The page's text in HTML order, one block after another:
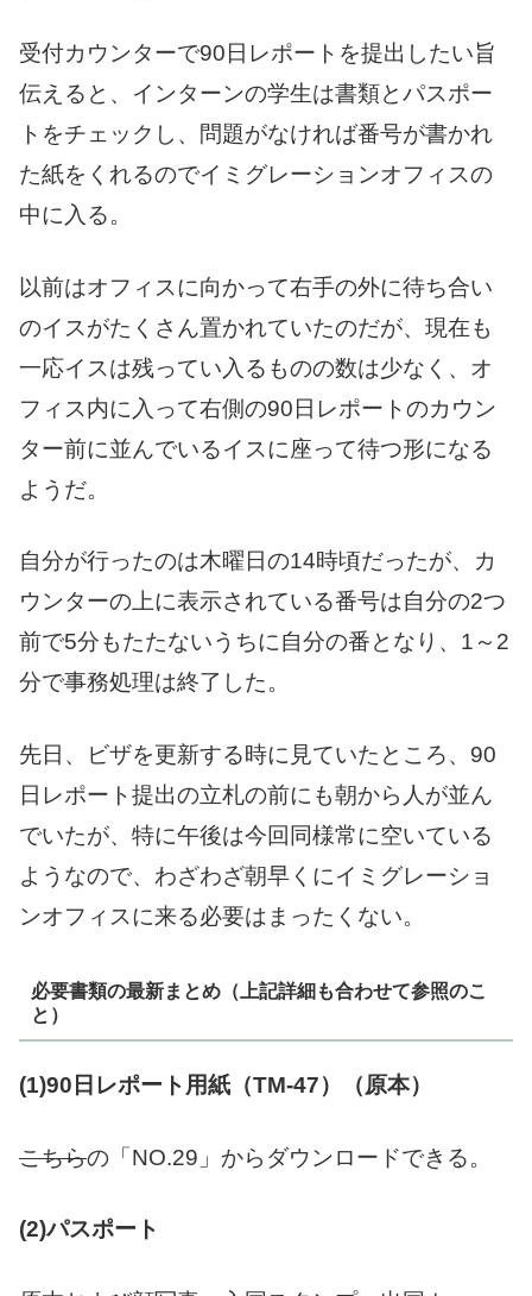
受付カウンターで90日レポートを提出したい旨
伝えると、インターンの学生は書類とパスポー
トをチェックし、問題がなければ番号が書かれ
た紙をくれるのでイミグレーションオフィスの
中に入る。
以前はオフィスに向かって右手の外に待ち合い
のイスがたくさん置かれていたのだが、現在も
一応イスは残ってい入るものの数は少なく、オ
フィス内に入って右側の90日レポートのカウン
ター前に並んでいるイスに座って待つ形になる
ようだ。
自分が行ったのは木曜日の14時頃だったが、カ
ウンターの上に表示されている番号は自分の2つ
前で5分もたたないうちに自分の番となり、1～2
分で事務処理は終了した。
先日、ビザを更新する時に見ていたところ、90
日レポート提出の立札の前にも朝から人が並ん
でいたが、特に午後は今回同様常に空いている
ようなので、わざわざ朝早くにイミグレーショ
ンオフィスに来る必要はまったくない。
必要書類の最新まとめ（上記詳細も合わせて参照のこ
と）
(1)90日レポート用紙（TM-47）（原本）
こちらの「NO.29」からダウンロードできる。
(2)パスポート